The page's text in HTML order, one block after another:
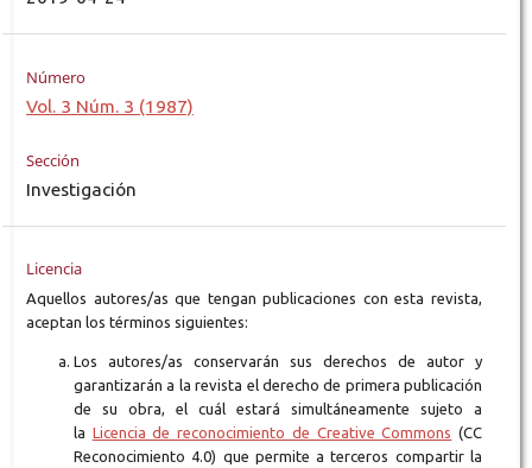
Número
Vol. 3 Núm. 3 (1987)
Sección
Investigación
Licencia
Aquellos autores/as que tengan publicaciones con esta revista,
aceptan los términos siguientes:
Los autores/as conservarán sus derechos de autor y
garantizarán a la revista el derecho de primera publicación
de su obra, el cuál estará simultáneamente sujeto a
la Licencia de reconocimiento de Creative Commons (CC
Reconocimiento 4.0) que permite a terceros compartir la